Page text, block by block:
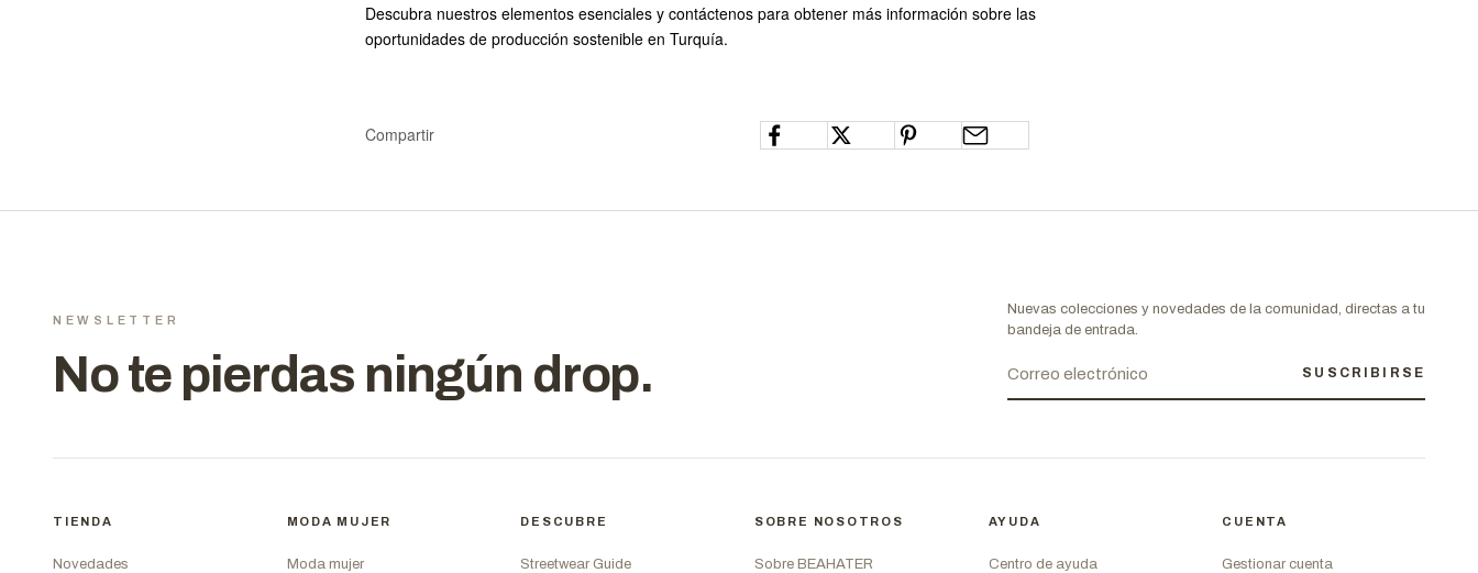
Descubra nuestros elementos esenciales y contáctenos para obtener más información sobre las
oportunidades de producción sostenible en Turquía.
Compartir
NEWSLETTER
No te pierdas ningún drop.
Nuevas colecciones y novedades de la comunidad, directas a tu
bandeja de entrada.
SUSCRIBIRSE
TIENDA
Novedades
MODA MUJER
Moda mujer
DESCUBRE
Streetwear Guide
SOBRE NOSOTROS
Sobre BEAHATER
AYUDA
Centro de ayuda
CUENTA
Gestionar cuenta